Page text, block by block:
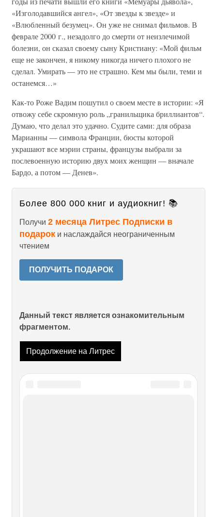
«Изголодавшийся ангел», «От звезды к звезде» и
«Влюбленный безумец». Он уже не снимал фильмов. В
феврале 2000 г., незадолго до смерти от неизлечимой
болезни, он сказал своему сыну Кристиану: «Мой фильм
еще не закончен, я никому никогда ничего плохого не
сделал. Умирать — это не страшно. Кем мы были, теми и
останемся…»
Как-то Роже Вадим пошутил о своем месте в истории: «Я
отвожу себе скромную роль „гранильщика бриллиантов“.
Думаю, что делал это удачно. Судите сами: для образа
Марианны — символа Франции, бюсты которой
украшают все мэрии страны, французы выбрали за
послевоенную историю двух моих женщин — вначале
Бардо, а потом — Денев».
Более 800 000 книг и аудиокниг! 📚
Получи 2 месяца Литрес Подписки в
подарок и наслаждайся неограниченным
чтением
ПОЛУЧИТЬ ПОДАРОК
Данный текст является ознакомительным
фрагментом.
Продолжение на Литрес